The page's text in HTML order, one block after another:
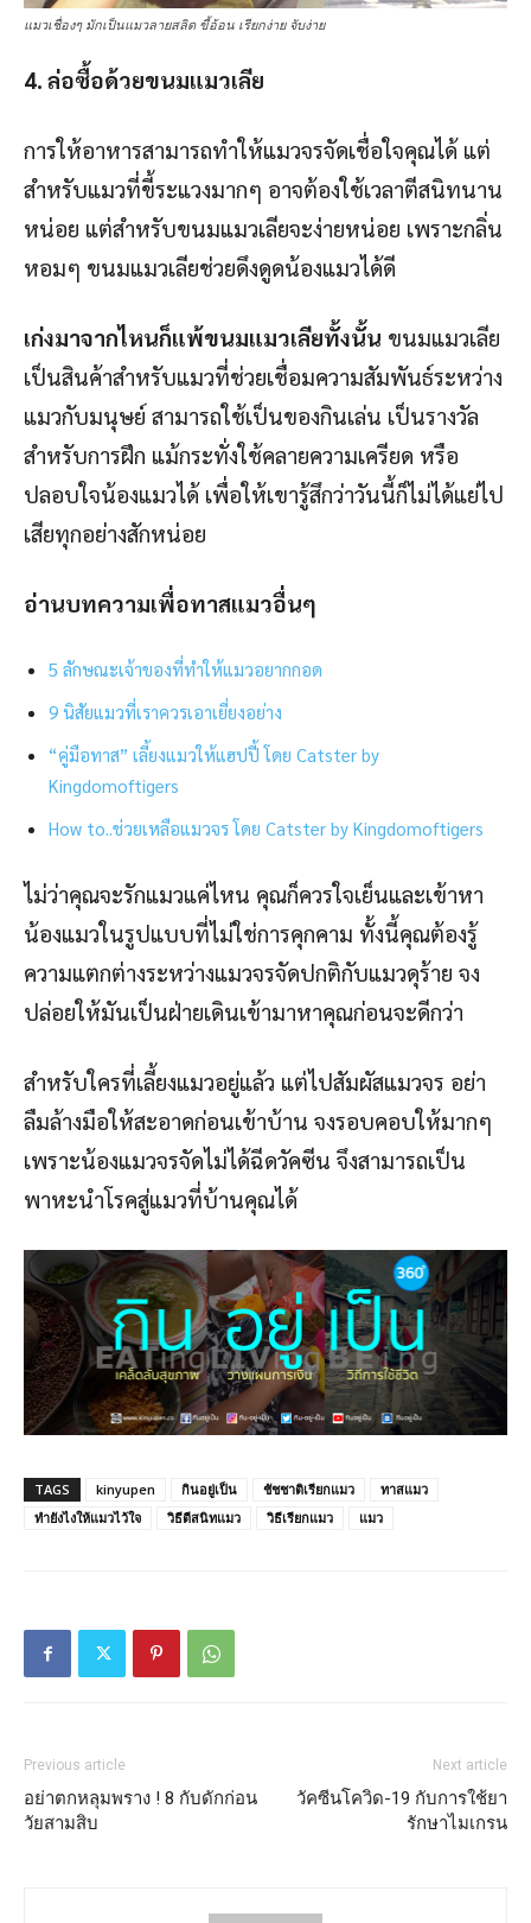
แมวเชื่องๆ มักเป็นแมวลายสลิด ขี้อ้อน เรียกง่าย จับง่าย
4. ล่อซื้อด้วยขนมแมวเลีย
การให้อาหารสามารถทำให้แมวจรจัดเชื่อใจคุณได้ แต่
สำหรับแมวที่ขี้ระแวงมากๆ อาจต้องใช้เวลาตีสนิทนาน
หน่อย แต่สำหรับขนมแมวเลียจะง่ายหน่อย เพราะกลิ่น
หอมๆ ขนมแมวเลียช่วยดึงดูดน้องแมวได้ดี
เก่งมาจากไหนก็แพ้ขนมแมวเลียทั้งนั้น ขนมแมวเลีย
เป็นสินค้าสำหรับแมวที่ช่วยเชื่อมความสัมพันธ์ระหว่าง
แมวกับมนุษย์ สามารถใช้เป็นของกินเล่น เป็นรางวัล
สำหรับการฝึก แม้กระทั่งใช้คลายความเครียด หรือ
ปลอบใจน้องแมวได้ เพื่อให้เขารู้สึกว่าวันนี้ก็ไม่ได้แย่ไป
เสียทุกอย่างสักหน่อย
อ่านบทความเพื่อทาสแมวอื่นๆ
5 ลักษณะเจ้าของที่ทำให้แมวอยากกอด
9 นิสัยแมวที่เราควรเอาเยี่ยงอย่าง
“คู่มือทาส” เลี้ยงแมวให้แฮปปี้ โดย Catster by
Kingdomoftigers
How to..ช่วยเหลือแมวจร โดย Catster by Kingdomoftigers
ไม่ว่าคุณจะรักแมวแค่ไหน คุณก็ควรใจเย็นและเข้าหา
น้องแมวในรูปแบบที่ไม่ใช่การคุกคาม ทั้งนี้คุณต้องรู้
ความแตกต่างระหว่างแมวจรจัดปกติกับแมวดุร้าย จง
ปล่อยให้มันเป็นฝ่ายเดินเข้ามาหาคุณก่อนจะดีกว่า
สำหรับใครที่เลี้ยงแมวอยู่แล้ว แต่ไปสัมผัสแมวจร อย่า
ลืมล้างมือให้สะอาดก่อนเข้าบ้าน จงรอบคอบให้มากๆ
เพราะน้องแมวจรจัดไม่ได้ฉีดวัคซีน จึงสามารถเป็น
พาหะนำโรคสู่แมวที่บ้านคุณได้
TAGS kinyupen กินอยู่เป็น ชัชชาติเรียกแมว
ทาสแมว
ทำยังไงให้แมวไว้ใจ
วิธีตีสนิทแมว วิธีเรียกแมว แมว
Previous article
อย่าตกหลุมพราง ! 8 กับดักก่อน
วัยสามสิบ
Next article
วัคซีนโควิด-19 กับการใช้ยา
รักษาไมเกรน